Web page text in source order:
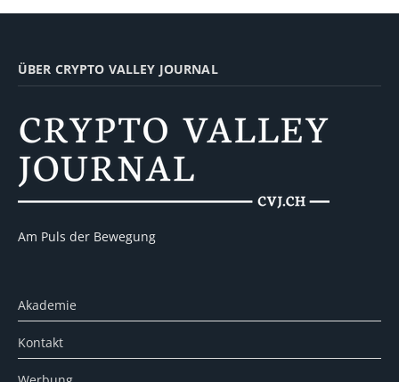
ÜBER CRYPTO VALLEY JOURNAL
Am Puls der Bewegung
Akademie
Kontakt